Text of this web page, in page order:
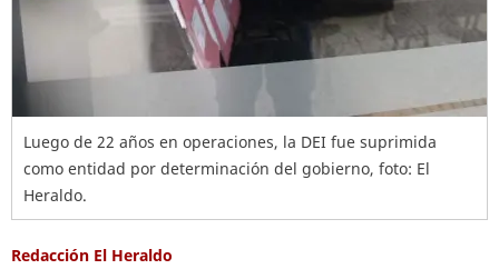
Luego de 22 años en operaciones, la DEI fue suprimida
como entidad por determinación del gobierno, foto: El
Heraldo.
Redacción El Heraldo